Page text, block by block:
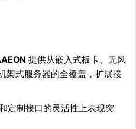
提供从嵌入式板卡、无风
架式服务器的全覆盖，扩展接
定制接口的灵活性上表现突